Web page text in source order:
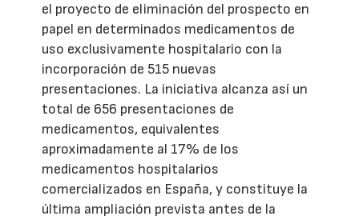
el proyecto de eliminación del prospecto en
papel en determinados medicamentos de
uso exclusivamente hospitalario con la
incorporación de 515 nuevas
presentaciones. La iniciativa alcanza así un
total de 656 presentaciones de
medicamentos, equivalentes
aproximadamente al 17% de los
medicamentos hospitalarios
comercializados en España, y constituye la
última ampliación prevista antes de la